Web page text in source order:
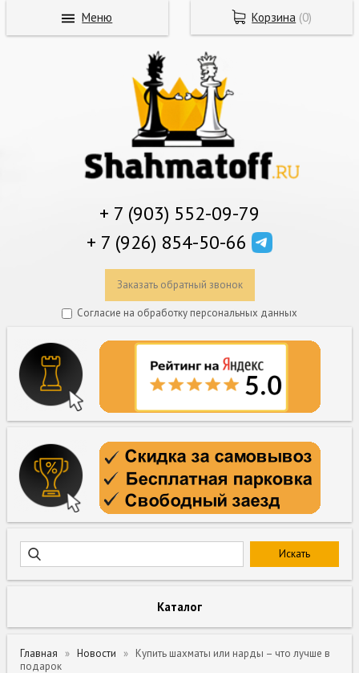
+ 7 (903) 552-09-79
+ 7 (926) 854-50-66
Заказать обратный звонок
Согласие на обработку персональных данных
Каталог
Главная Новости
Купить шахматы или нарды – что лучше в
подарок
Корзина (0)
Меню